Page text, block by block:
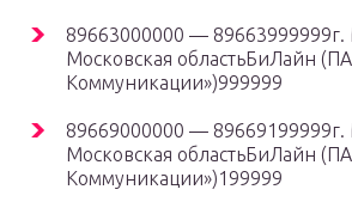
89663000000 — 89663999999г.
Московская областьБиЛайн
Коммуникации»)999999
89669000000 — 89669199999г.
Московская областьБиЛайн
Коммуникации»)199999